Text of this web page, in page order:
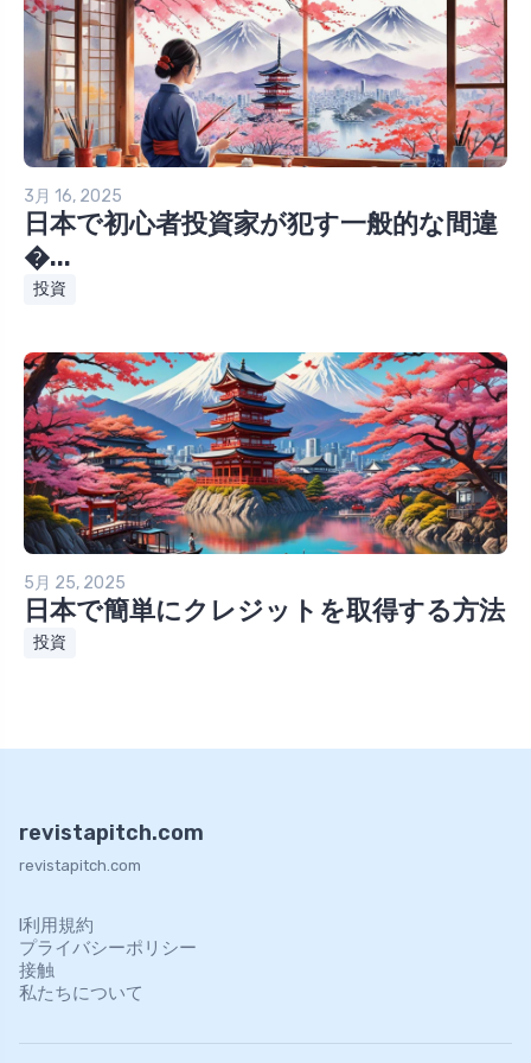
3月 16, 2025
日本で初心者投資家が犯す一般的な間違
�...
投資
5月 25, 2025
日本で簡単にクレジットを取得する方法
投資
revistapitch.com
revistapitch.com
l利用規約
プライバシーポリシー
接触
私たちについて